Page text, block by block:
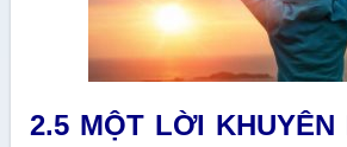
2.5 MỘT LỜI KHUYÊN